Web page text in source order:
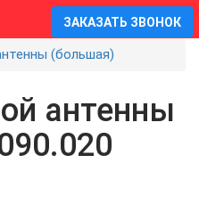
ЗАКАЗАТЬ ЗВОНОК
(большая)
антенны